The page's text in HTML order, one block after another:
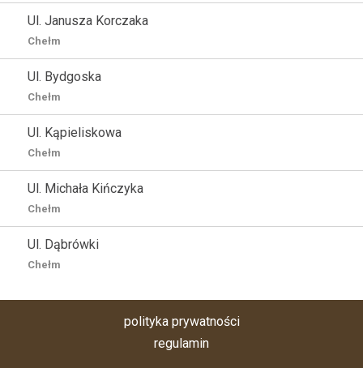
Ul. Janusza Korczaka
Chełm
Ul. Bydgoska
Chełm
Ul. Kąpieliskowa
Chełm
Ul. Michała Kińczyka
Chełm
Ul. Dąbrówki
Chełm
polityka prywatności
regulamin